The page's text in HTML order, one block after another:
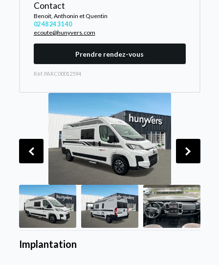
Contact
Benoit, Anthonin et Quentin
02 48 24 31 40
ecoute@hunyvers.com
Prendre rendez-vous
Rèf. PARC00012594
Implantation